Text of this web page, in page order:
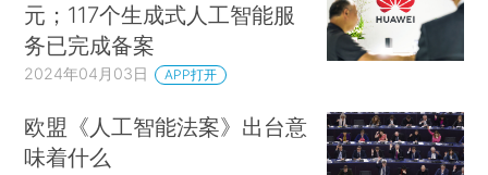
元；117个生成式人工智能服
务已完成备案
2024年04月03日 APP打开
欧盟《人工智能法案》出台意
味着什么